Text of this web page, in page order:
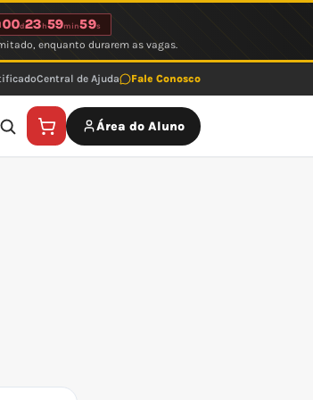
00d23 h59min59s
enquanto durarem as vagas.
Central de Ajuda Fale Conosco
Área do Aluno